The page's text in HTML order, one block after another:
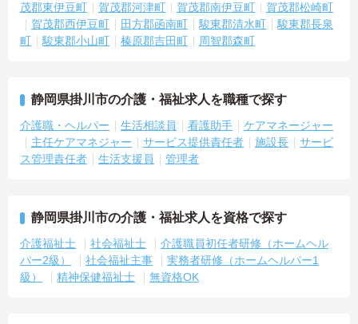
茂郡東伊豆町
賀茂郡河津町 賀茂郡南伊豆町
賀茂郡松崎町
賀茂郡西伊豆町
田方郡函南町 駿東郡清水町
駿東郡長泉
町
駿東郡小山町 榛原郡吉田町 周智郡森町
静岡県掛川市の介護・福祉求人を職種で探す
介護職・ヘルパー 生活相談員 看護助手
ケアマネージャー
主任ケアマネジャー
サービス提供責任者 施設長
サービ
ス管理責任者
生活支援員 管理者
静岡県掛川市の介護・福祉求人を資格で探す
介護福祉士 社会福祉士
介護職員初任者研修（ホームヘル
パー2級）
社会福祉主事
実務者研修（ホームヘルパー1
級）
精神保健福祉士 無資格OK